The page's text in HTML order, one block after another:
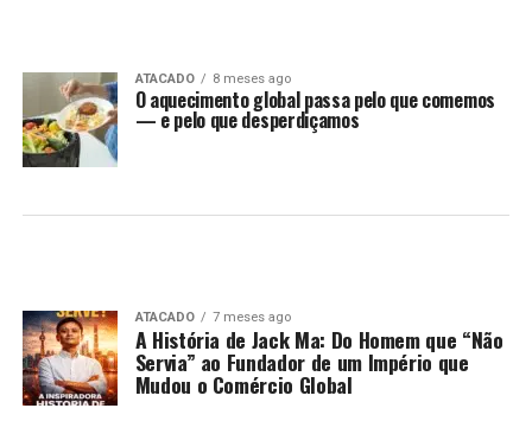
ATACADO 8 meses ago
O aquecimento global passa pelo que comemos
— e pelo que desperdiçamos
ATACADO 7 meses ago
A História de Jack Ma: Do Homem que “Não
Servia” ao Fundador de um Império que
Mudou o Comércio Global